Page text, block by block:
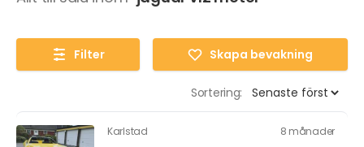
Filter Skapa bevakning
Sortering:
Karlstad 8 månader